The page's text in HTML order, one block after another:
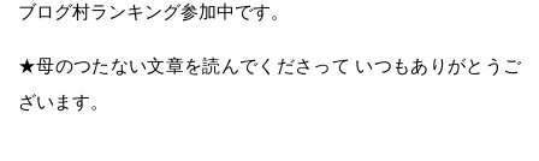
ブログ村ランキング参加中です。
★母のつたない文章を読んでくださって いつもありがとうご
ざいます。